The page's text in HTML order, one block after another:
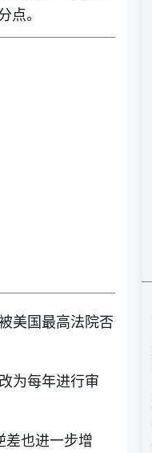
点。
美国最高法院否
为每年进行审
差也进一步增